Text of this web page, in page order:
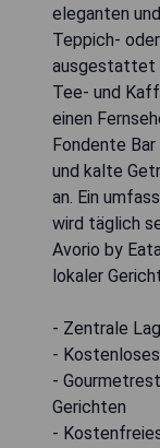
eleganten
Teppich-
ausgestattet
Tee- und
einen
Fondente
und kalte
an. Ein
wird täglich
Avorio by
lokaler
- Zentrale
-
-
Gerichten
-